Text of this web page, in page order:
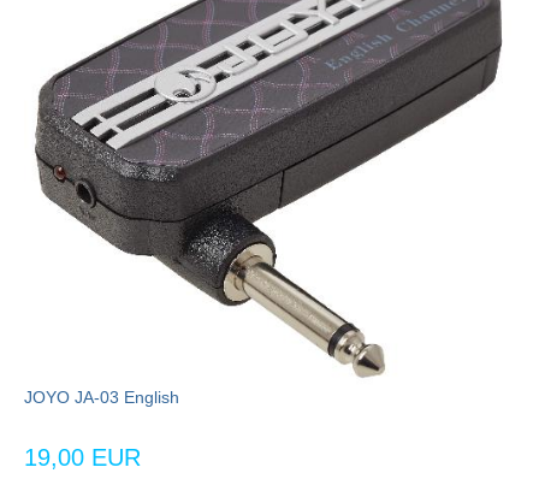
JOYO JA-03 English
19,00 EUR